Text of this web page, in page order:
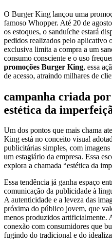
O Burger King lançou uma
famoso Whopper. Até 20 de
os estoques, o sanduíche estará
pedidos realizados pelo aplicativo
exclusiva limita a compra a um
consumo consciente e o uso
promoções Burger King, essa
de acesso, atraindo milhares de
campanha criada
estética da
Um dos pontos que mais chama
King está no conceito visual
publicitárias simples, com
um estagiário da empresa. Essa
explora a chamada “estética da
Essa tendência já ganha espaço
comunicação da publicidade à
A autenticidade e a leveza das
próxima do público jovem, que
menos produzidos artificialmente.
conexão com consumidores que
fugindo do tradicional e do